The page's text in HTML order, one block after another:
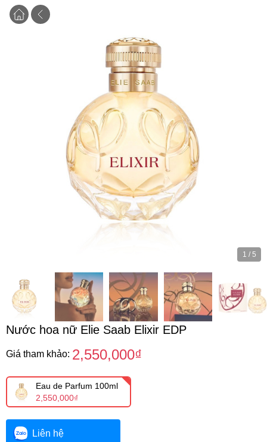
1 / 5
Nước hoa nữ Elie Saab Elixir EDP
Giá tham khảo: 2,550,000₫
Eau de Parfum 100ml
2,550,000₫
Liên hệ